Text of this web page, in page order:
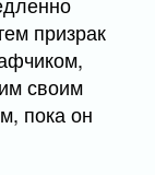
призрак
своим
пока он